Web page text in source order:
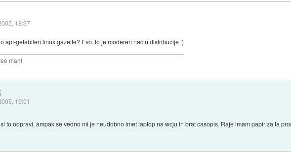
18:37
apt-getabilen linux gazette? Evo, to je moderen nacin distribucije :)
man!
19:01
to odpravi, ampak se vedno mi je neudobno imet laptop na wcju in brat casopis. Raje imam papir za ta